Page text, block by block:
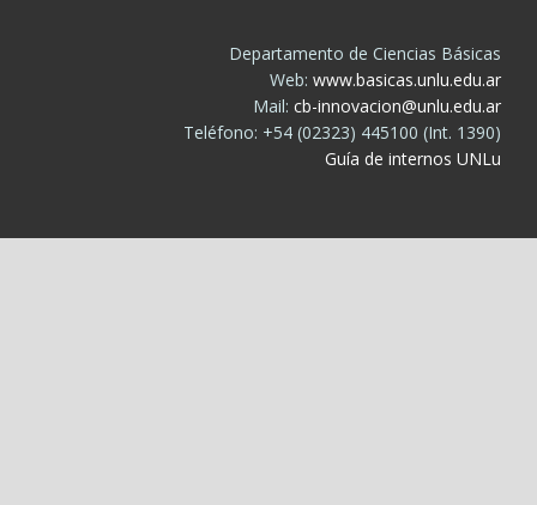
Departamento de Ciencias Básicas
Web: www.basicas.unlu.edu.ar
Mail: cb-innovacion@unlu.edu.ar
Teléfono: +54 (02323) 445100 (Int. 1390)
Guía de internos UNLu